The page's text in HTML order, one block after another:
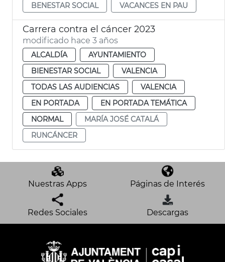
BENESTAR SOCIAL
VACANCES EN PAU
Carrera contra el cáncer 2023
modificado hace 3 años
ALCALDÍA
AYUNTAMIENTO
BIENESTAR SOCIAL
VALENCIA
TODAS LAS AUDIENCIAS
VALENCIA
EN PORTADA
EN PORTADA TEMÁTICA
NORMAL
MARÍA JOSÉ CATALÁ
RUNCÁNCER
Nuestras Apps Páginas de Interés
Redes Sociales Descargas